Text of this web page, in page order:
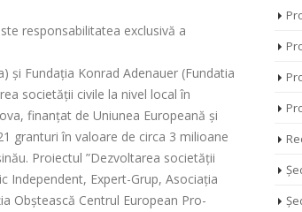
responsabilitatea exclusivă a
și Fundația Konrad Adenauer (Fundatia
societății civile la nivel local în
finanțat de Uniunea Europeană și
granturi în valoare de circa 3 milioane
Proiectul ”Dezvoltarea societății
Independent, Expert-Grup, Asociația
Obștească Centrul European Pro-